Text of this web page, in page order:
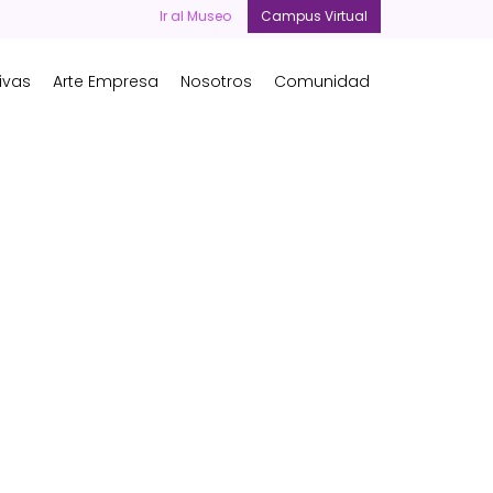
Ir al Museo Campus Virtual
Arte Empresa Nosotros Comunidad